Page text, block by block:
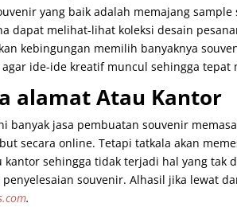
yang baik adalah memajang
dapat melihat-lihat koleksi desain
kebingungan memilih banyaknya
ide-ide kreatif muncul sehingga tepat
alamat Atau Kantor
banyak jasa pembuatan souvenir
secara online. Tetapi tatkala akan
sehingga tidak terjadi hal yang tak
souvenir. Alhasil jika lewat
.